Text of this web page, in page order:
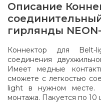
Описание
гирлянды
Коннектор для Belt-
соединения
Имеет медные
сможете с легкостью
light в нужном месте.
монтажа. Пакуется по 10